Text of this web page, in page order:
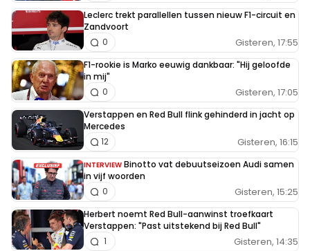
Leclerc trekt parallellen tussen nieuw F1-circuit en
Zandvoort
Gisteren, 17:55
0
F1-rookie is Marko eeuwig dankbaar: "Hij geloofde
in mij"
Gisteren, 17:05
0
Verstappen en Red Bull flink gehinderd in jacht op
Mercedes
Gisteren, 16:15
12
INTERVIEW Binotto vat debuutseizoen Audi samen
in vijf woorden
Gisteren, 15:25
0
Herbert noemt Red Bull-aanwinst troefkaart
Verstappen: "Past uitstekend bij Red Bull"
Gisteren, 14:35
1